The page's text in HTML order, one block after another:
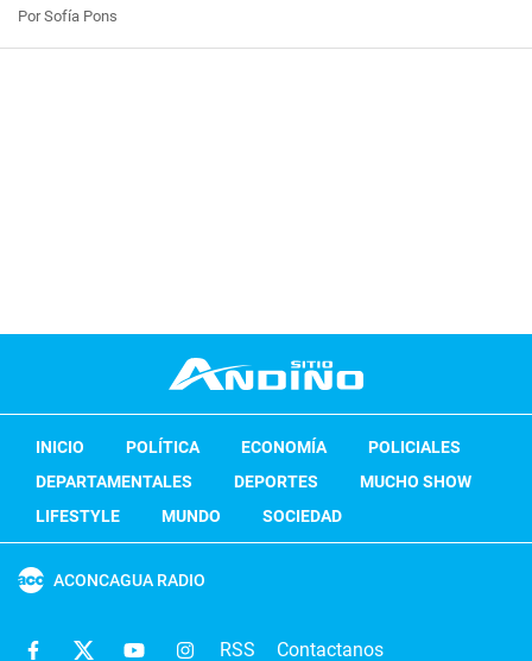
Por Sofía Pons
INICIO POLÍTICA ECONOMÍA
POLICIALES
DEPARTAMENTALES
DEPORTES
MUCHO SHOW
LIFESTYLE
MUNDO SOCIEDAD
ACONCAGUA RADIO
RSS Contactanos